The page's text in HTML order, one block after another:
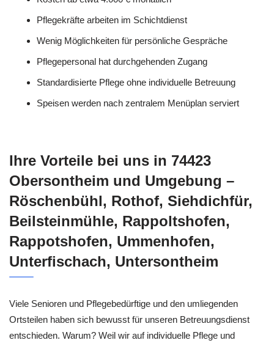
Pflegekräfte arbeiten im Schichtdienst
Wenig Möglichkeiten für persönliche Gespräche
Pflegepersonal hat durchgehenden Zugang
Standardisierte Pflege ohne individuelle Betreuung
Speisen werden nach zentralem Menüplan serviert
Ihre Vorteile bei uns in 74423
Obersontheim und Umgebung –
Röschenbühl, Rothof, Siehdichfür,
Beilsteinmühle, Rappoltshofen,
Rappotshofen, Ummenhofen,
Unterfischach, Untersontheim
Viele Senioren und Pflegebedürftige und den umliegenden
Ortsteilen haben sich bewusst für unseren Betreuungsdienst
entschieden. Warum? Weil wir auf individuelle Pflege und